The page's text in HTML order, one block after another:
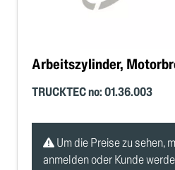
Arbeitszylinder,
TRUCKTEC no: 01.36.003
Um die Preise zu sehen,
anmelden oder Kunde